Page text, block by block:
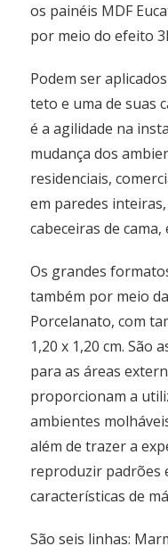
os painéis MDF
por meio do efeito
Podem ser
teto e uma de suas
é a agilidade na
mudança dos
residenciais,
em paredes
cabeceiras de
Os grandes
também por meio
Porcelanato, com
1,20 x 1,20 cm. São
para as áreas
proporcionam a
ambientes
além de trazer a
reproduzir padrões
características de
São seis linhas: